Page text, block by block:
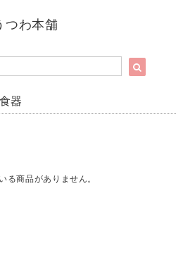
つわ本舗
器
る商品がありません。